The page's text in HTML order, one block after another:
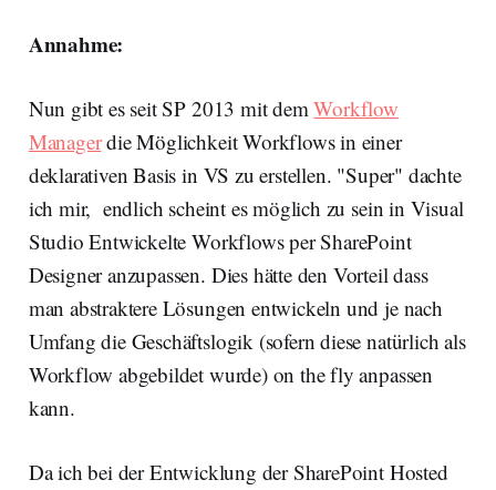
Annahme:
Nun gibt es seit SP 2013 mit demWorkflow
Managerdie Möglichkeit Workflows in einer
deklarativen Basis in VS zu erstellen. "Super" dachte
ich mir, endlich scheint es möglich zu sein in Visual
Studio Entwickelte Workflows per SharePoint
Designer anzupassen. Dies hätte den Vorteil dass
man abstraktere Lösungen entwickeln und je nach
Umfang die Geschäftslogik (sofern diese natürlich als
Workflow abgebildet wurde) on the fly anpassen
kann.
Da ich bei der Entwicklung der SharePoint Hosted